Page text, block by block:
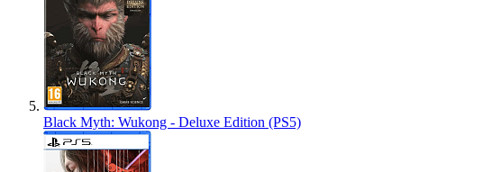
Black Myth: Wukong - Deluxe Edition (PS5)